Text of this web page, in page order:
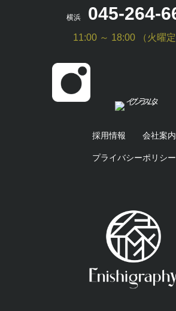
横浜 045-264-
11:00 ～ 18:00 （火曜定
採用情報 会社案内
プライバシーポリシー